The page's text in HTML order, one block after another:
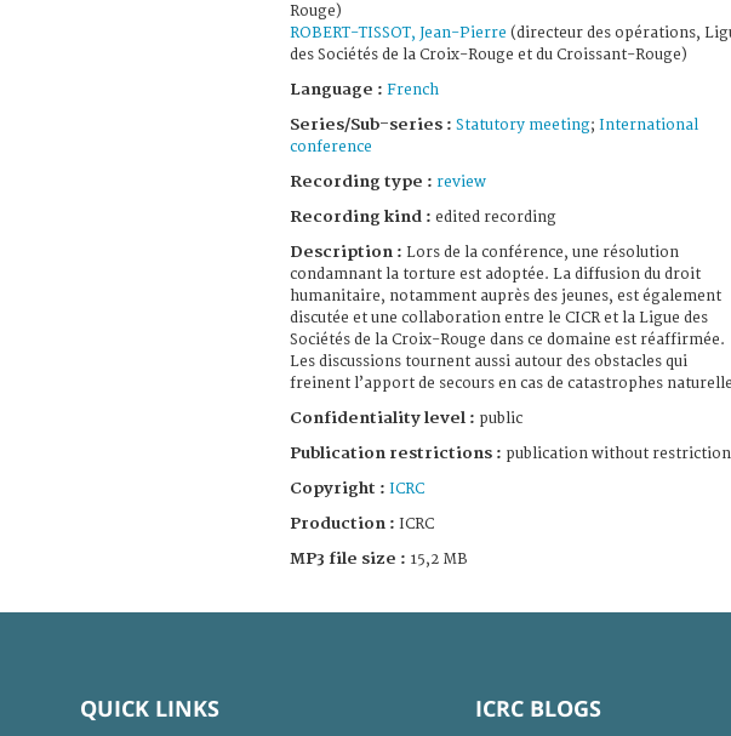
Rouge)
ROBERT-TISSOT, Jean-Pierre (directeur des opérations,
des Sociétés de la Croix-Rouge et du Croissant-Rouge)
Language : French
Series/Sub-series : Statutory meeting; International
conference
Recording type : review
Recording kind : edited recording
Description : Lors de la conférence, une résolution
condamnant la torture est adoptée. La diffusion du droit
humanitaire, notamment auprès des jeunes, est également
discutée et une collaboration entre le CICR et la Ligue des
Sociétés de la Croix-Rouge dans ce domaine est réaffirmée.
Les discussions tournent aussi autour des obstacles qui
freinent l’apport de secours en cas de catastrophes
Confidentiality level : public
Publication restrictions : publication without
Copyright : ICRC
Production : ICRC
MP3 file size : 15,2 MB
QUICK LINKS ICRC BLOGS